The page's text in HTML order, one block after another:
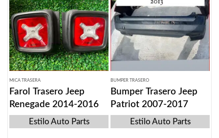
MICA TRASERA
Farol Trasero Jeep
Renegade 2014-2016
Estilo Auto Parts
BUMPER TRASERO
Bumper Trasero Jeep
Patriot 2007-2017
Estilo Auto Parts